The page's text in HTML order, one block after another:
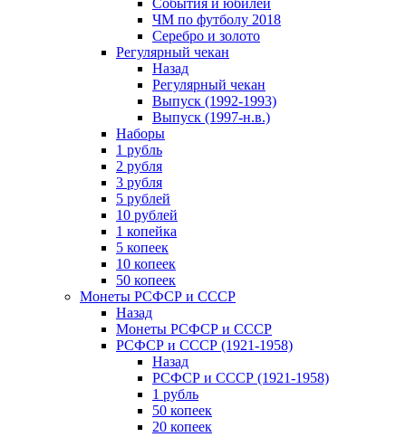
События и юбилеи
ЧМ по футболу 2018
Серебро и золото
Регулярный чекан
Назад
Регулярный чекан
Выпуск (1992-1993)
Выпуск (1997-н.в.)
Наборы
1 рубль
2 рубля
3 рубля
5 рублей
10 рублей
1 копейка
5 копеек
10 копеек
50 копеек
Монеты РСФСР и СССР
Назад
Монеты РСФСР и СССР
РСФСР и СССР (1921-1958)
Назад
РСФСР и СССР (1921-1958)
1 рубль
50 копеек
20 копеек